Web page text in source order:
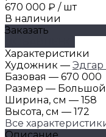
670 000 ₽ / шт
В наличии
Заказать
Характеристики
Художник —
Базовая — 670 000
Размер — Большой
Ширина, см — 158
Высота, см — 172
Все